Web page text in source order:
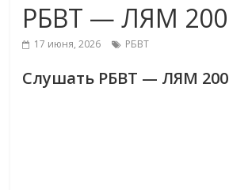
РБВТ — ЛЯМ 200
17 июня, 2026 РБВТ
Слушать РБВТ — ЛЯМ 200